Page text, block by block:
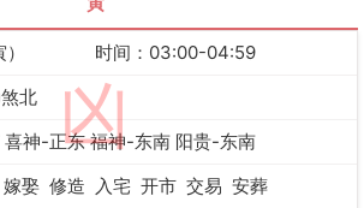
凶
时间：03:00-04:59
北
神-正东 福神-东南 阳贵-东南
嫁娶 修造 入宅 开市 交易 安葬